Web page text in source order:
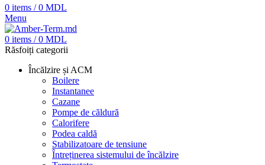
0 items / 0 MDL
Menu
0 items / 0 MDL
Răsfoiți categorii
Încălzire și ACM
Boilere
Instantanee
Cazane
Pompe de căldură
Calorifere
Podea caldă
Stabilizatoare de tensiune
Întreținerea sistemului de încălzire